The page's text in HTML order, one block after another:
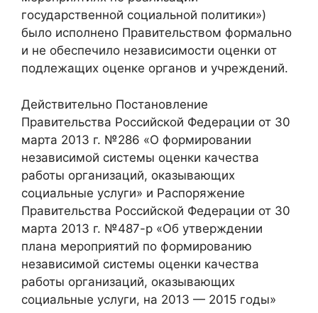
государственной социальной политики»)
было исполнено Правительством формально
и не обеспечило независимости оценки от
подлежащих оценке органов и учреждений.
Действительно Постановление
Правительства Российской Федерации от 30
марта 2013 г. №286 «О формировании
независимой системы оценки качества
работы организаций, оказывающих
социальные услуги» и Распоряжение
Правительства Российской Федерации от 30
марта 2013 г. №487-р «Об утверждении
плана мероприятий по формированию
независимой системы оценки качества
работы организаций, оказывающих
социальные услуги, на 2013 — 2015 годы»